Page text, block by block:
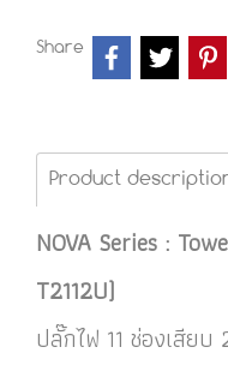
Share
Product
NOVA Series :
T2112U)
ปลั๊กไฟ 11 ช่องเสียบ